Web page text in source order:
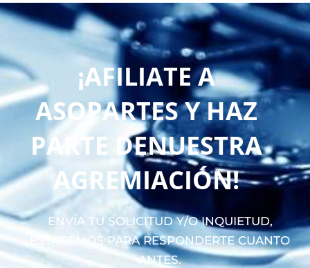
¡AFILIATE A
ASOPARTES Y HAZ
PARTE DENUESTRA
AGREMIACIÓN!
ENVÍA TU SOLICITUD Y/O INQUIETUD,
ESTAREMOS PARA RESPONDERTE CUANTO
ANTES.